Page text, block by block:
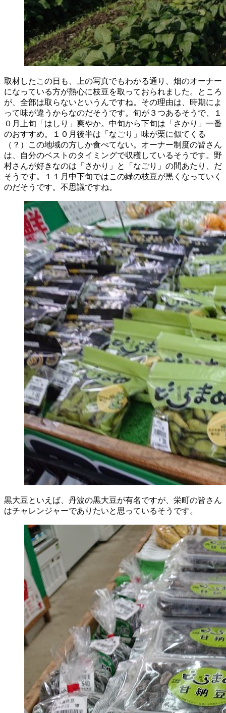
取材したこの日も、上の写真でもわかる通り、畑のオーナー
になっている方が熱心に枝豆を取っておられました。ところ
が、全部は取らないというんですね。その理由は、時期によ
って味が違うからなのだそうです。旬が３つあるそうで、１
０月上旬「はしり」爽やか。中旬から下旬は「さかり」一番
のおすすめ。１０月後半は「なごり」味が栗に似てくる
（？）この地域の方しか食べてない。オーナー制度の皆さん
は、自分のベストのタイミングで収穫しているそうです。野
村さんが好きなのは「さかり」と「なごり」の間あたり、だ
そうです。１１月中下旬ではこの緑の枝豆が黒くなっていく
のだそうです。不思議ですね。
黒大豆といえば、丹波の黒大豆が有名ですが、栄町の皆さん
はチャレンジャーでありたいと思っているそうです。